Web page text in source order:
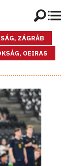
ZÁGRÁB
OEIRAS